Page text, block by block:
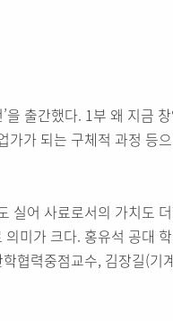
출간했다. 1부 왜 지금
가 되는 구체적 과정 등
실어 사료로서의 가치도
미가 크다. 홍유석 공대
협력중점교수, 김장길(기